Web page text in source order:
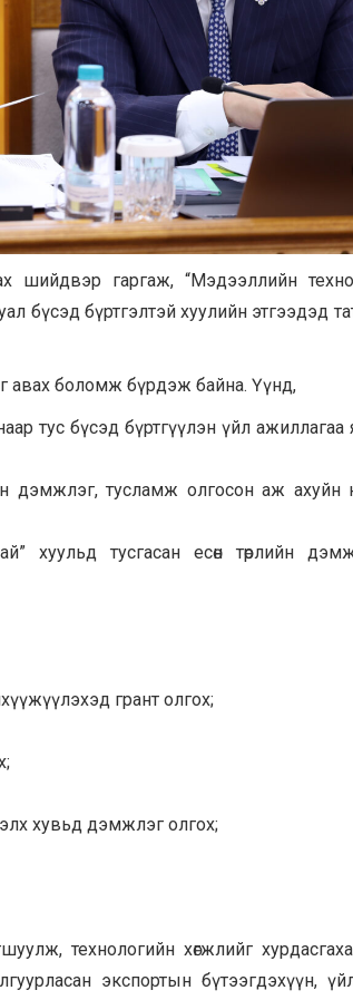
шийдвэр гаргаж, “Мэдээллийн
бүсэд бүртгэлтэй хуулийн этгээдэд
авах боломж бүрдэж байна. Үүнд,
тус бүсэд бүртгүүлэн үйл ажиллагаа
дэмжлэг, тусламж олгосон аж ахуйн
хуульд тусгасан есөн төрлийн
грант олгох;
хувьд дэмжлэг олгох;
технологийн хөгжлийг
экспортын бүтээгдэхүүн,